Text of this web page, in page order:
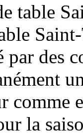
table
par des
comme
la